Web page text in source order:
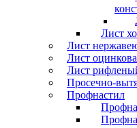
Лист
Лист
Лист
Лист
Просечно-
Профнастил